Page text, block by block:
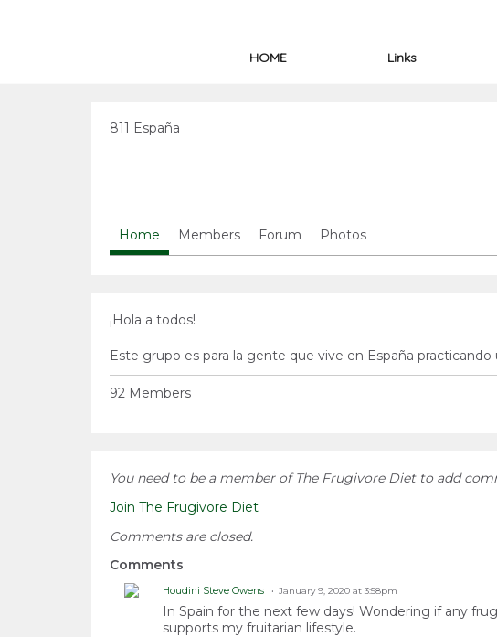
HOME Links
811 España
Home Members Forum Photos
¡Hola a todos!
Este grupo es para la gente que vive en España
92 Members
You need to be a member of The Frugivore Diet to add
Join The Frugivore Diet
Comments are closed.
Comments
Houdini Steve Owens January 9, 2020 at 3:58pm
In Spain for the next few days! Wondering if any
supports my fruitarian lifestyle.